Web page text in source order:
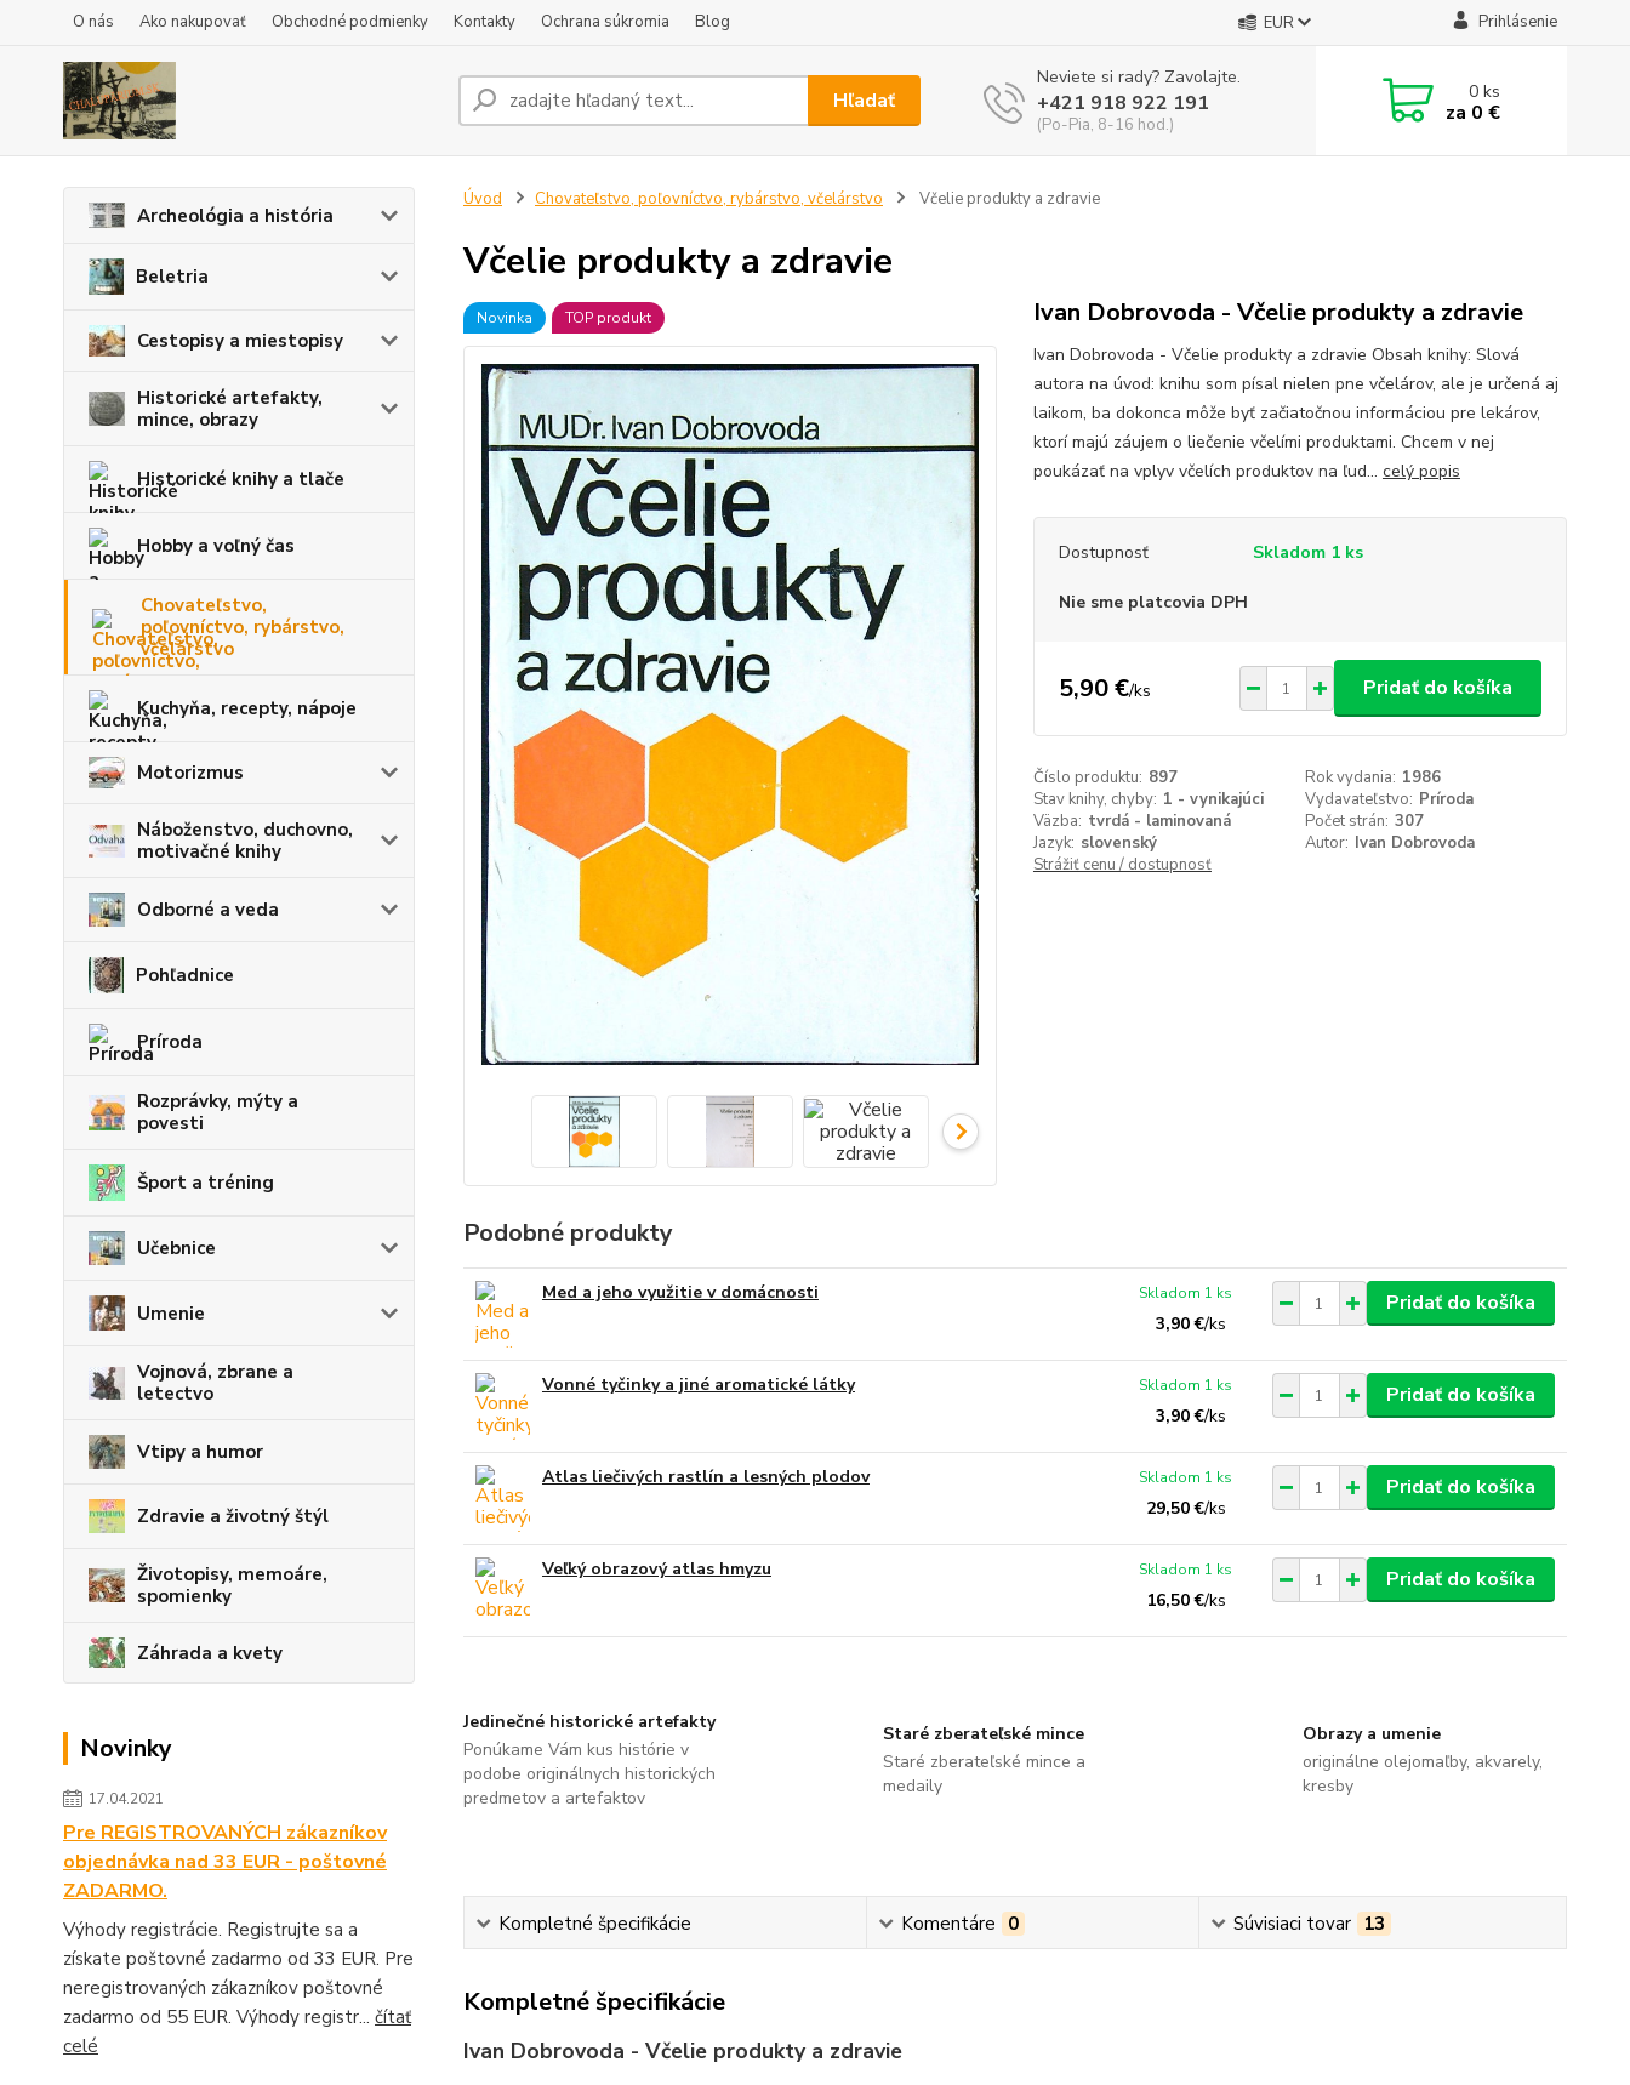
O nás Ako nakupovať Obchodné podmienky Kontakty Ochrana súkromia Blog EUR Prihlásenie
Hľadať
Neviete si rady? Zavolajte.
+421 918 922 191
(Po-Pia, 8-16 hod.)
0ks
za 0 €
Archeológia a história
Beletria
Cestopisy a miestopisy
Historické artefakty,
mince, obrazy
Historické knihy a tlače
Hobby a voľný čas
Chovateľstvo,
poľovníctvo, rybárstvo,
včelárstvo
Kuchyňa, recepty, nápoje
Motorizmus
Náboženstvo, duchovno,
motivačné knihy
Odborné a veda
Pohľadnice
Príroda
Rozprávky, mýty a
povesti
Šport a tréning
Učebnice
Umenie
Vojnová, zbrane a
letectvo
Vtipy a humor
Zdravie a životný štýl
Životopisy, memoáre,
spomienky
Záhrada a kvety
Novinky
17.04.2021
Pre REGISTROVANÝCH zákazníkov
objednávka nad 33 EUR - poštovné
ZADARMO.
Výhody registrácie. Registrujte sa a
získate poštovné zadarmo od 33 EUR. Pre
neregistrovaných zákazníkov poštovné
zadarmo od 55 EUR. Výhody registr... čítať
celé
Úvod Chovateľstvo, poľovníctvo, rybárstvo, včelárstvo Včelie produkty a zdravie
Včelie produkty a zdravie
Novinka TOP produkt Ivan Dobrovoda - Včelie produkty a zdravie
Ivan Dobrovoda - Včelie produkty a zdravie Obsah knihy: Slová
autora na úvod: knihu som písal nielen pne včelárov, ale je určená aj
laikom, ba dokonca môže byť začiatočnou informáciou pre lekárov,
ktorí majú záujem o liečenie včelími produktami. Chcem v nej
poukázať na vplyv včelích produktov na ľud... celý popis
Dostupnosť Skladom 1 ks
Nie sme platcovia DPH
5,90 €/ks Pridať do košíka
Číslo produktu: 897 Rok vydania: 1986
Stav knihy, chyby: 1 - vynikajúci Vydavateľstvo: Príroda
Väzba: tvrdá - laminovaná Počet strán: 307
Jazyk: slovenský Autor: Ivan Dobrovoda
Strážiť cenu / dostupnosť
Podobné produkty
Med a jeho využitie v domácnosti
3,90 €/ks
Skladom 1 ks Pridať do košíka
Vonné tyčinky a jiné aromatické látky
3,90 €/ks
Skladom 1 ks Pridať do košíka
Atlas liečivých rastlín a lesných plodov
29,50 €/ks
Skladom 1 ks Pridať do košíka
Veľký obrazový atlas hmyzu
16,50 €/ks
Skladom 1 ks Pridať do košíka
Jedinečné historické artefakty
Ponúkame Vám kus histórie v
podobe originálnych historických
predmetov a artefaktov
Staré zberateľské mince
Staré zberateľské mince a
medaily
Obrazy a umenie
originálne olejomaľby, akvarely,
kresby
Kompletné špecifikácie Komentáre 0 Súvisiaci tovar 13
Kompletné špecifikácie
Ivan Dobrovoda - Včelie produkty a zdravie